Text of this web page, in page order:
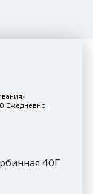
Ежедневно
40Г